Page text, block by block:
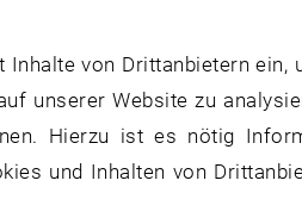
der Satzung der TU
von Drittanbietern
unserer Website zu
Hierzu ist es nötig
und Inhalten von